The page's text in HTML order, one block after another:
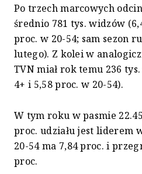
Po trzech marcowych
średnio 781 tys. widzów
proc. w 20-54; sam sezon
lutego). Z kolei w
TVN miał rok temu 236
4+ i 5,58 proc. w 20-54).
W tym roku w pasmie
proc. udziału jest liderem
20-54 ma 7,84 proc. i
proc.